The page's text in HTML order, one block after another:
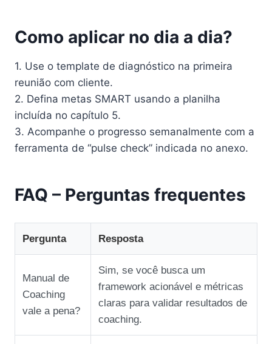
Como aplicar no dia a dia?
1. Use o template de diagnóstico na primeira
reunião com cliente.
2. Defina metas SMART usando a planilha
incluída no capítulo 5.
3. Acompanhe o progresso semanalmente com a
ferramenta de “pulse check” indicada no anexo.
FAQ – Perguntas frequentes
Pergunta Resposta
Manual de
Coaching
vale a pena?
Sim, se você busca um
framework acionável e métricas
claras para validar resultados de
coaching.